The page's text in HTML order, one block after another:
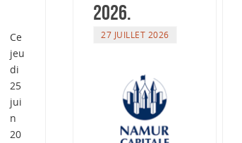
Ce
jeu
di
25
jui
n
20
2026.
27 JUILLET 2026